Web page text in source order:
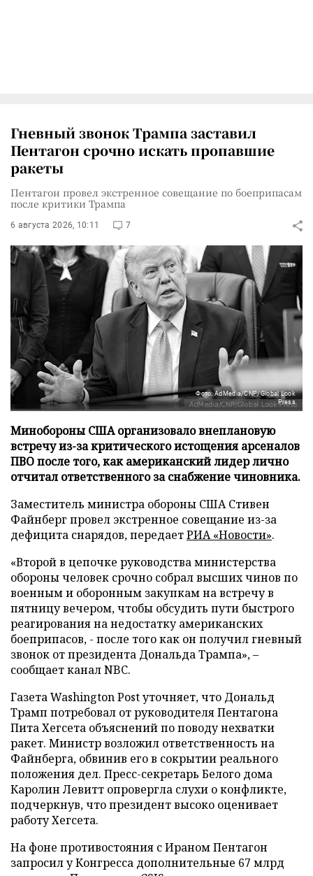
Гневный звонок Трампа заставил
Пентагон срочно искать пропавшие
ракеты
Пентагон провел экстренное совещание по боеприпасам
после критики Трампа
6 августа 2026, 10:11 7
Фото: AdMedia/CNP/Global Look
Press
Минобороны США организовало внеплановую
встречу из-за критического истощения арсеналов
ПВО после того, как американский лидер лично
отчитал ответственного за снабжение чиновника.
Заместитель министра обороны США Стивен
Файнберг провел экстренное совещание из-за
дефицита снарядов, передаетРИА «Новости».
«Второй в цепочке руководства министерства
обороны человек срочно собрал высших чинов по
военным и оборонным закупкам на встречу в
пятницу вечером, чтобы обсудить пути быстрого
реагирования на недостатку американских
боеприпасов, - после того как он получил гневный
звонок от президента Дональда Трампа», –
сообщает канал NBC.
Газета Washington Post уточняет, что Дональд
Трамп потребовал от руководителя Пентагона
Пита Хегсета объяснений по поводу нехватки
ракет. Министр возложил ответственность на
Файнберга, обвинив его в сокрытии реального
положения дел. Пресс-секретарь Белого дома
Каролин Левитт опровергла слухи о конфликте,
подчеркнув, что президент высоко оценивает
работу Хегсета.
На фоне противостояния с Ираном Пентагон
запросил у Конгресса дополнительные 67 млрд